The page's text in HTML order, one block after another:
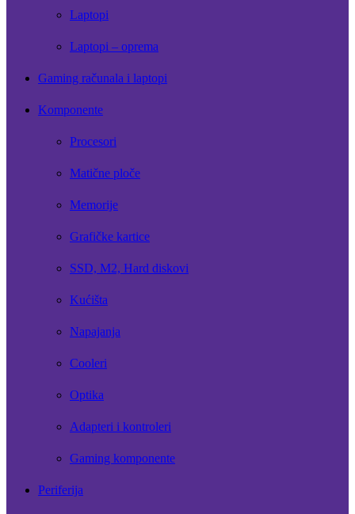
Laptopi
Laptopi – oprema
Gaming računala i laptopi
Komponente
Procesori
Matične ploče
Memorije
Grafičke kartice
SSD, M2, Hard diskovi
Kućišta
Napajanja
Cooleri
Optika
Adapteri i kontroleri
Gaming komponente
Periferija